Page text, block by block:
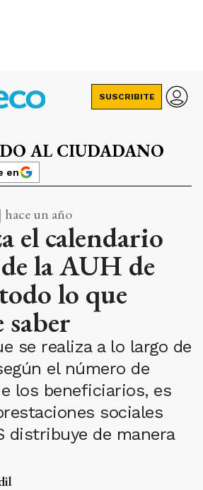
SUSCRIBITE
AL CIUDADANO
en
hace un año
el calendario
la AUH de
lo que
saber
se realiza a lo largo de
el número de
los beneficiarios, es
sociales
distribuye de manera